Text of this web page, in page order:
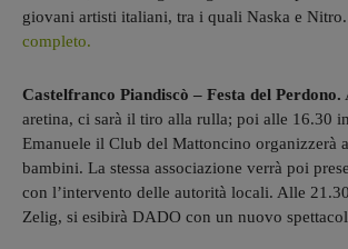
giovani artisti italiani, tra i quali Naska e Nitro.
completo.
Castelfranco Piandiscò – Festa del Perdono.
aretina, ci sarà il tiro alla rulla; poi alle 16.30
Emanuele il Club del Mattoncino organizzerà
bambini. La stessa associazione verrà poi
con l’intervento delle autorità locali. Alle
Zelig, si esibirà DADO con un nuovo